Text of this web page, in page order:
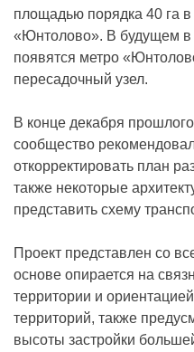
площадью порядка 40 га
«Юнтолово». В будущем в
появятся метро
пересадочный узел.
В конце декабря
сообщество
откорректировать план
также некоторые
представить схему
Проект представлен со
основе опирается на
территории и
территорий, также
высоты застройки